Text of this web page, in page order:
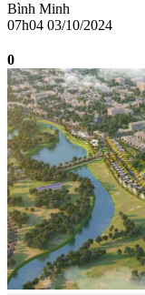
Bình Minh
07h04 03/10/2024
0